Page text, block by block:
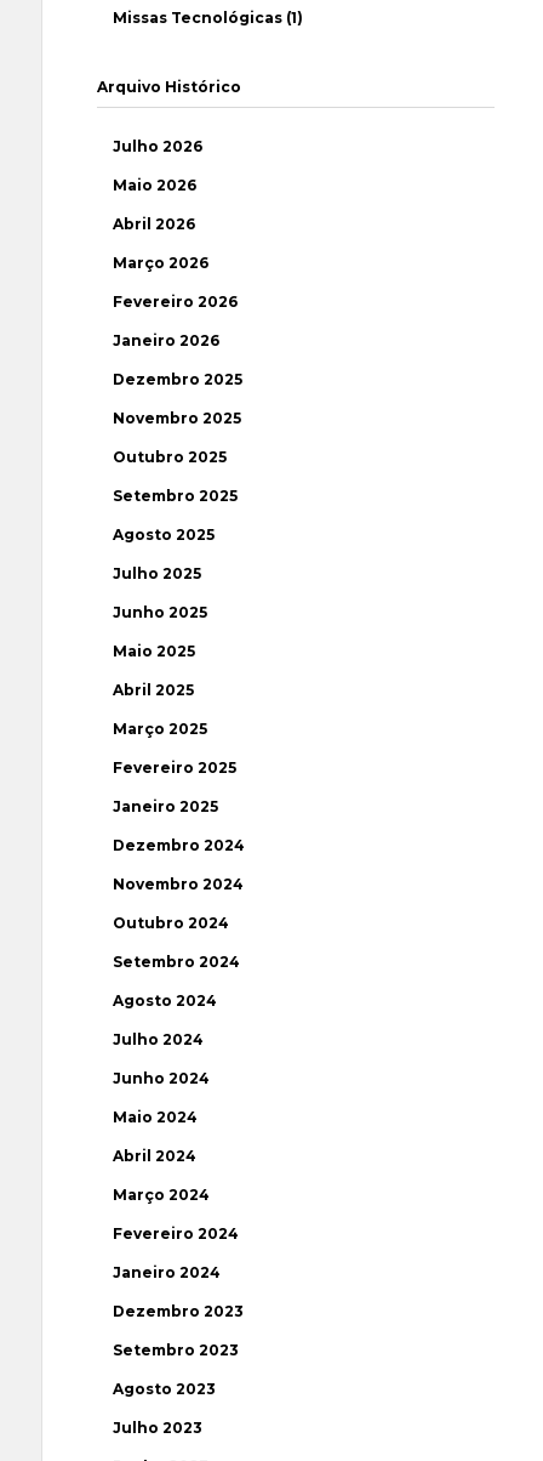
Missas Tecnológicas (1)
Arquivo Histórico
Julho 2026
Maio 2026
Abril 2026
Março 2026
Fevereiro 2026
Janeiro 2026
Dezembro 2025
Novembro 2025
Outubro 2025
Setembro 2025
Agosto 2025
Julho 2025
Junho 2025
Maio 2025
Abril 2025
Março 2025
Fevereiro 2025
Janeiro 2025
Dezembro 2024
Novembro 2024
Outubro 2024
Setembro 2024
Agosto 2024
Julho 2024
Junho 2024
Maio 2024
Abril 2024
Março 2024
Fevereiro 2024
Janeiro 2024
Dezembro 2023
Setembro 2023
Agosto 2023
Julho 2023